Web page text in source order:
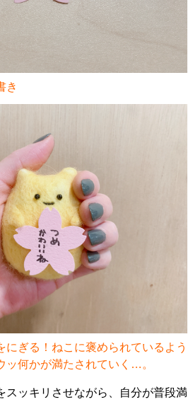
き
にぎる！ねこに褒められているよう
ッ何かが満たされていく…。
スッキリさせながら、自分が普段満